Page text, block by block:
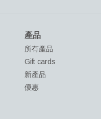
產品
所有產品
Gift cards
新產品
優惠